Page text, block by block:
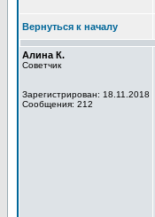
Вернуться к началу
Алина К.
Советчик
Зарегистрирован: 18.11.2018
Сообщения: 212